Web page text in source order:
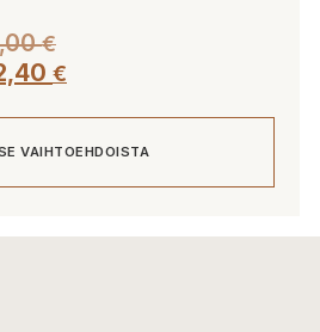
€Hintaluokka:
291,00 €
€
642,40 €
VAIHTOEHDOISTA